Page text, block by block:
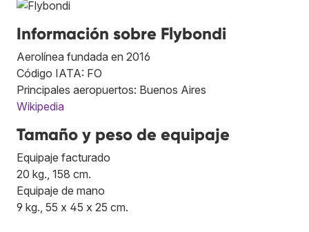
Información sobre Flybondi
Aerolínea fundada en 2016
Código IATA: FO
Principales aeropuertos: Buenos Aires
Wikipedia
Tamaño y peso de equipaje
Equipaje facturado
20 kg., 158 cm.
Equipaje de mano
9 kg., 55 x 45 x 25 cm.